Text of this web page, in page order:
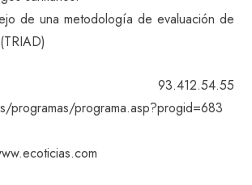
de una metodología de evaluación de
93.412.54.55
programas/programa.asp?progid=683